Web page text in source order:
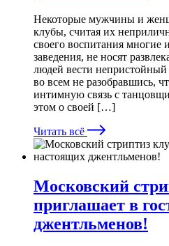
Некоторые мужчины и
клубы, считая их
своего воспитания многие
заведения, не носят
людей вести
во всем не разобравшись,
интимную связь с
этом о своей […]
Читать всё
Московский
приглашает в
джентльменов!